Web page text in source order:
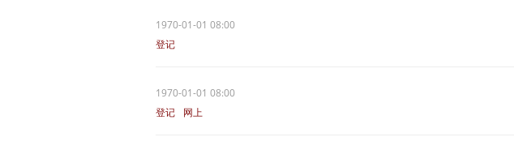
1970-01-01 08:00
登记
1970-01-01 08:00
登记
网上